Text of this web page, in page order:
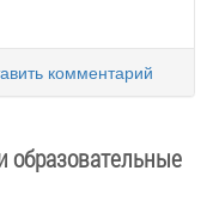
комментарий
образовательные